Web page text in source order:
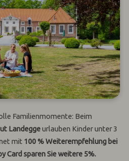
Familienmomente: Beim
Landeggeurlauben Kinder unter 3
mit 100 % Weiterempfehlung bei
Card sparen Sie weitere 5%.